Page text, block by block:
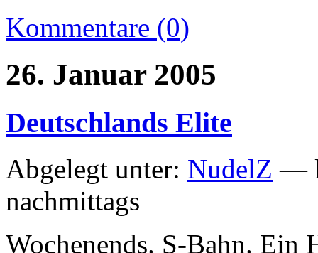
Kommentare (0)
26. Januar 2005
Deutschlands Elite
Abgelegt unter: NudelZ —
nachmittags
Wochenends. S-Bahn. Ein